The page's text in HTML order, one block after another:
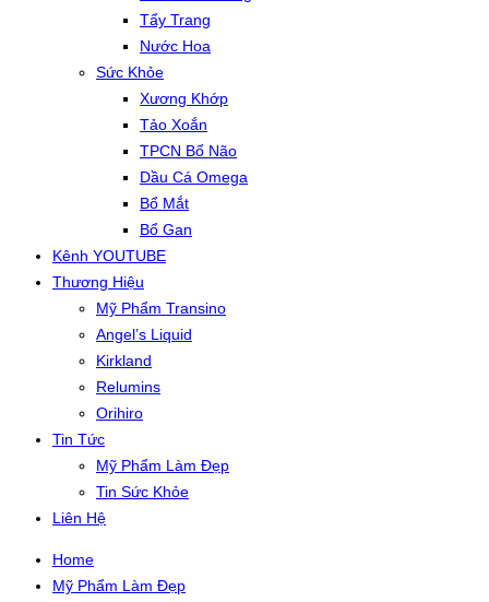
Tẩy Trang
Nước Hoa
Sức Khỏe
Xương Khớp
Tảo Xoắn
TPCN Bổ Não
Dầu Cá Omega
Bổ Mắt
Bổ Gan
Kênh YOUTUBE
Thương Hiệu
Mỹ Phẩm Transino
Angel’s Liquid
Kirkland
Relumins
Orihiro
Tin Tức
Mỹ Phẩm Làm Đẹp
Tin Sức Khỏe
Liên Hệ
Home
Mỹ Phẩm Làm Đẹp